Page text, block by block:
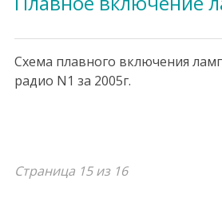
Схема плавного включения
радио N1 за 2005г.
Страница 15 из 16